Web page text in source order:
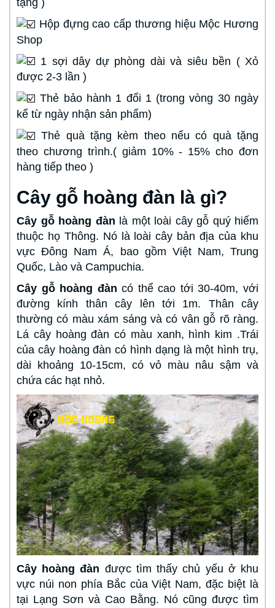
Hộp đựng cao cấp thương hiệu Mộc Hương
Shop
1 sợi dây dự phòng dài và siêu bền ( Xỏ
được 2-3 lần )
Thẻ bảo hành 1 đổi 1 (trong vòng 30 ngày
kể từ ngày nhận sản phẩm)
Thẻ quà tặng kèm theo nếu có quà tặng
theo chương trình.( giảm 10% - 15% cho đơn
hàng tiếp theo )
Cây gỗ hoàng đàn là gì?
Cây gỗ hoàng đàn là một loài cây gỗ quý hiếm
thuộc họ Thông. Nó là loài cây bản địa của khu
vực Đông Nam Á, bao gồm Việt Nam, Trung
Quốc, Lào và Campuchia.
Cây gỗ hoàng đàn có thể cao tới 30-40m, với
đường kính thân cây lên tới 1m. Thân cây
thường có màu xám sáng và có vân gỗ rõ ràng.
Lá cây hoàng đàn có màu xanh, hình kim .Trái
của cây hoàng đàn có hình dạng là một hình trụ,
dài khoảng 10-15cm, có vỏ màu nâu sậm và
chứa các hạt nhỏ.
Cây hoàng đàn được tìm thấy chủ yếu ở khu
vực núi non phía Bắc của Việt Nam, đặc biệt là
tại Lạng Sơn và Cao Bằng. Nó cũng được tìm